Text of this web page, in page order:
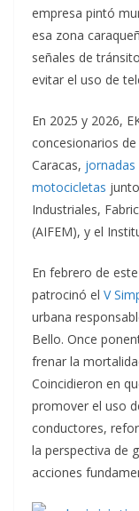
empresa pintó
esa zona
señales de
evitar el uso de
En 2025 y 2026,
concesionarios
Caracas,
motocicletas
Industriales,
(AIFEM), y el
En febrero de
patrocinó el V
urbana
Bello. Once
frenar la
Coincidieron en
promover el uso
conductores,
la perspectiva de
acciones